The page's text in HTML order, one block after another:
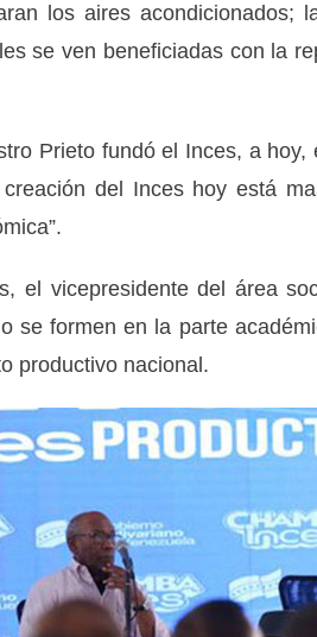
los aires
se ven beneficiadas con la
Prieto fundó el Inces, a
del Inces hoy está
el vicepresidente del área
se formen en la parte
productivo nacional.